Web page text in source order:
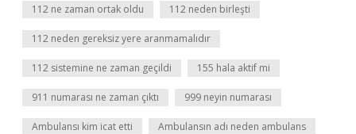
112 ne zaman ortak oldu 112 neden birleşti
112 neden gereksiz yere aranmamalıdır
112 sistemine ne zaman geçildi 155 hala aktif mi
911 numarası ne zaman çıktı 999 neyin numarası
Ambulansı kim icat etti Ambulansın adı neden ambulans